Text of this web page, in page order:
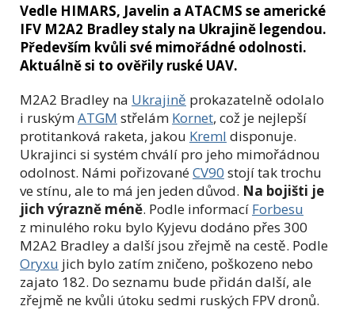
Vedle HIMARS, Javelin a ATACMS se americké
IFV M2A2 Bradley staly na Ukrajině legendou.
Především kvůli své mimořádné odolnosti.
Aktuálně si to ověřily ruské UAV.
M2A2 Bradley na Ukrajině prokazatelně odolalo
i ruskýmATGM střelám Kornet, což je nejlepší
protitanková raketa, jakou Kreml disponuje.
Ukrajinci si systém chválí pro jeho mimořádnou
odolnost. Námi pořizovanéCV90 stojí tak trochu
ve stínu, ale to má jen jeden důvod. Na bojišti je
jich výrazně méně. Podle informací Forbesu
z minulého roku bylo Kyjevu dodáno přes 300
M2A2 Bradley a další jsou zřejmě na cestě. Podle
Oryxu jich bylo zatím zničeno, poškozeno nebo
zajato 182. Do seznamu bude přidán další, ale
zřejmě ne kvůli útoku sedmi ruských FPV dronů.